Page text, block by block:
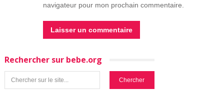
navigateur pour mon prochain commentaire.
Rechercher sur bebe.org